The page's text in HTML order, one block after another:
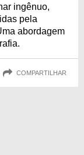
ingênuo,
pela
abordagem
COMPARTILHAR